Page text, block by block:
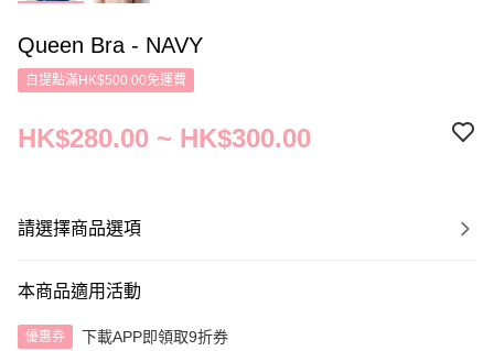
Queen Bra - NAVY
自提點滿HK$500.00免運費
HK$280.00 ~ HK$300.00
請選擇商品選項
本商品適用活動
優惠券 下載APP即領取9折券